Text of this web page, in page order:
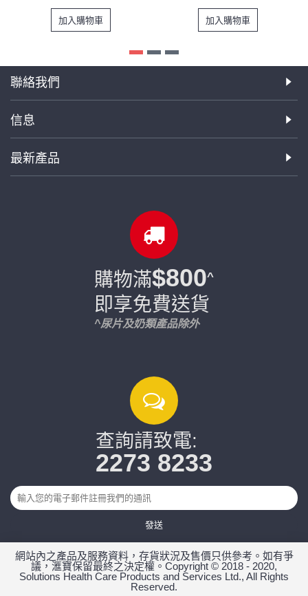
加入購物車 加入購物車
聯絡我們
信息
最新產品
購物滿$800^
即享免費送貨
^尿片及奶類產品除外
查詢請致電:
2273 8233
發送
網站內之產品及服務資料，存貨狀況及售價只供參考。如有爭
議，滙寶保留最終之決定權。Copyright © 2018 - 2020,
Solutions Health Care Products and Services Ltd., All Rights
Reserved.